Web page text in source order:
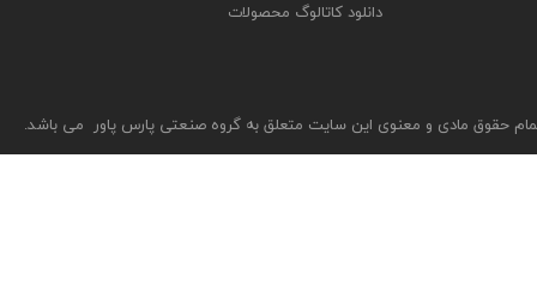
حقوق مادی و معنوی این سایت متعلق به گروه صنعتی پارس پاور می باشد.
دانلود کاتالوگ محصولات